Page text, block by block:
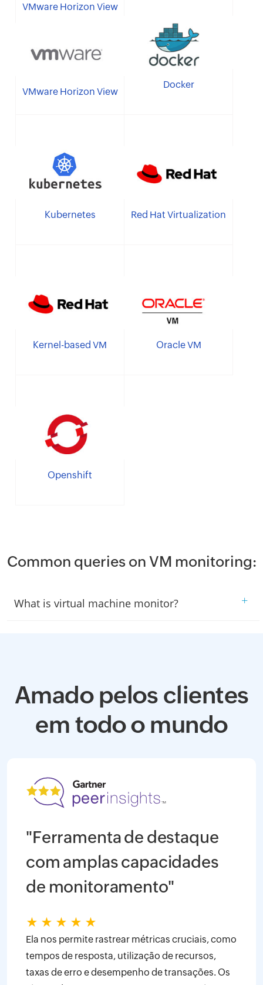
VMware Horizon View
VMware Horizon View
Docker
Kubernetes Red Hat Virtualization
Kernel-based VM Oracle VM
Openshift
Common queries on VM monitoring:
What is virtual machine monitor? +
Amado pelos clientes
em todo o mundo
"Ferramenta de destaque
com amplas capacidades
de monitoramento"
★ ★ ★ ★ ★
Ela nos permite rastrear métricas cruciais, como
tempos de resposta, utilização de recursos,
taxas de erro e desempenho de transações. Os